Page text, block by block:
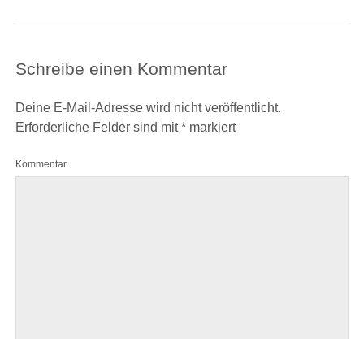
Schreibe einen Kommentar
Deine E-Mail-Adresse wird nicht veröffentlicht.
Erforderliche Felder sind mit*markiert
Kommentar